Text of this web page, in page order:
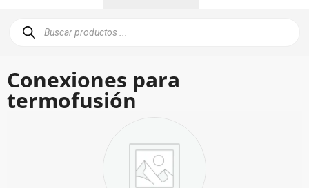
Conexiones para
termofusión